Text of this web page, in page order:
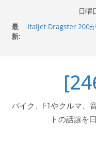
日曜
最
新:
Italjet Dragster 200
器エフェクターが返
Italjet Dragster 200
コーナリングが楽しく
バイク、F1やクルマ、
トの話題を